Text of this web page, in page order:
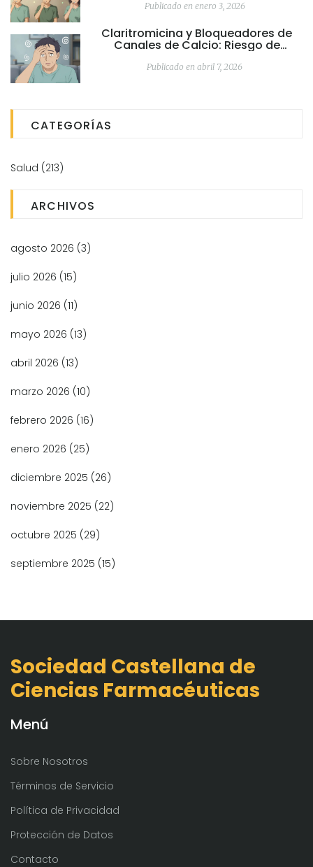
Publicado en enero 3, 2026
Claritromicina y Bloqueadores de
Canales de Calcio: Riesgo de
Publicado en abril 7, 2026
CATEGORÍAS
Salud (213)
ARCHIVOS
agosto 2026 (3)
julio 2026 (15)
junio 2026 (11)
mayo 2026 (13)
abril 2026 (13)
marzo 2026 (10)
febrero 2026 (16)
enero 2026 (25)
diciembre 2025 (26)
noviembre 2025 (22)
octubre 2025 (29)
septiembre 2025 (15)
Sociedad Castellana de
Ciencias Farmacéuticas
Menú
Sobre Nosotros
Términos de Servicio
Política de Privacidad
Protección de Datos
Contacto